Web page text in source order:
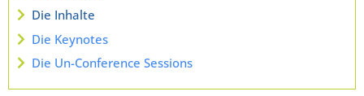
Die Inhalte
Die Keynotes
Die Un-Conference Sessions